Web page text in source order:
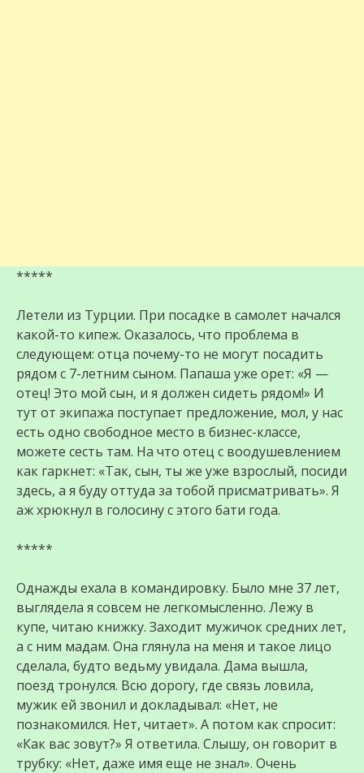
*****
Летели из Турции. При посадке в самолет начался
какой-то кипеж. Оказалось, что проблема в
следующем: отца почему-то не могут посадить
рядом с 7-летним сыном. Папаша уже орет: «Я —
отец! Это мой сын, и я должен сидеть рядом!» И
тут от экипажа поступает предложение, мол, у нас
есть одно свободное место в бизнес-классе,
можете сесть там. На что отец с воодушевлением
как гаркнет: «Так, сын, ты же уже взрослый, посиди
здесь, а я буду оттуда за тобой присматривать». Я
аж хрюкнул в голосину с этого бати года.
*****
Однажды ехала в командировку. Было мне 37 лет,
выглядела я совсем не легкомысленно. Лежу в
купе, читаю книжку. Заходит мужичок средних лет,
а с ним мадам. Она глянула на меня и такое лицо
сделала, будто ведьму увидала. Дама вышла,
поезд тронулся. Всю дорогу, где связь ловила,
мужик ей звонил и докладывал: «Нет, не
познакомился. Нет, читает». А потом как спросит:
«Как вас зовут?» Я ответила. Слышу, он говорит в
трубку: «Нет, даже имя еще не знал». Очень